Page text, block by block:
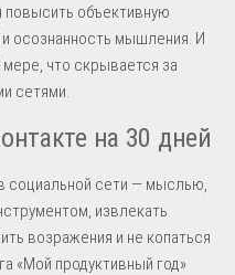
объективную
и осознанность мышления. И
что скрывается за
сетями.
на 30 дней
социальной сети — мыслью,
извлекать
возражения и не копаться
«Мой продуктивный год»